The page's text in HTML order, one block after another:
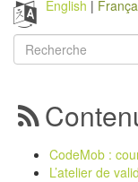
English
Formulaire
recherche
CodeMob :
L’atelier de